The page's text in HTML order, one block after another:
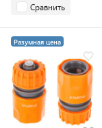
Сравнить
Разумная цена